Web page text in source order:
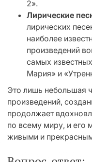
2».
Лирические
лирических
наиболее
произведений
самых
Мария» и
Это лишь небольшая
произведений,
продолжает
по всему миру, и его
живыми и